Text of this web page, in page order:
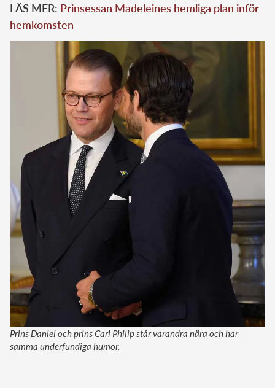
LÄS MER: Prinsessan Madeleines hemliga plan inför
hemkomsten
Prins Daniel och prins Carl Philip står varandra nära och har
samma underfundiga humor.